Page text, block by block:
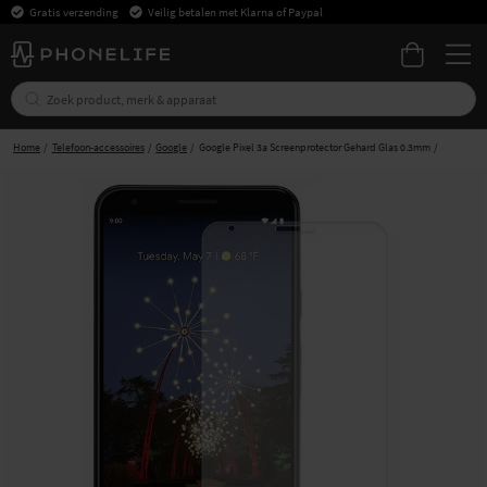
Gratis verzending Veilig betalen met Klarna of Paypal
Home Telefoon-accessoires Google Google Pixel 3a Screenprotector Gehard Glas 0.3mm